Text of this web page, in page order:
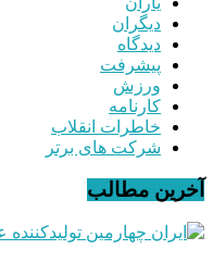
دیگران
دیدگاه
پیشرفت
ورزش
کارنامه
خاطرات انقلاب
شرکت های برتر
آخرین مطالب